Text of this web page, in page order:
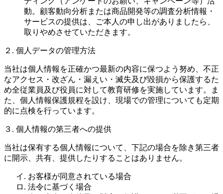
動。顧客動向分析または商品開発等の調査分析情報・
サービスの提供は、ご本人の申し出がありましたら、
取りやめさせていただきます。
２. 個人データの管理方法
当社は個人情報を正確かつ最新の内容に保つよう努め、不正
なアクセス・改ざん・漏えい・滅失及び毀損から保護するた
め全従業員及び役員に対して教育研修を実施しています。ま
た、個人情報保護規程を設け、現場での管理についても定期
的に点検を行っています。
３. 個人情報の第三者への提供
当社は保有する個人情報について、下記の場合を除き第三者
に開示、共有、提供したりすることはありません。
イ. お客様が同意されている場合
ロ. 法令に基づく場合